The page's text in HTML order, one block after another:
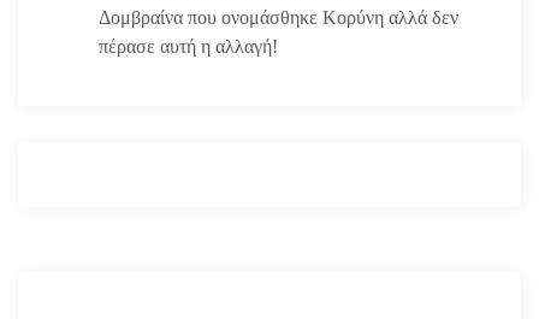
Δομβραίνα που ονομάσθηκε Κορύνη αλλά δεν
πέρασε αυτή η αλλαγή!